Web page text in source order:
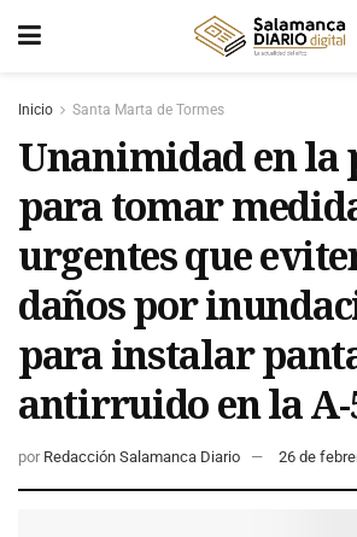
Inicio Santa Marta de Tormes
Unanimidad en la
para tomar
urgentes que
daños por
para instalar
antirruido en la A-
por Redacción Salamanca Diario 26 de